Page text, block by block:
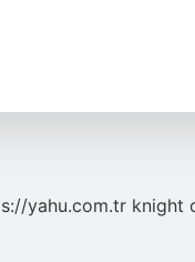
yahu.com.tr knight